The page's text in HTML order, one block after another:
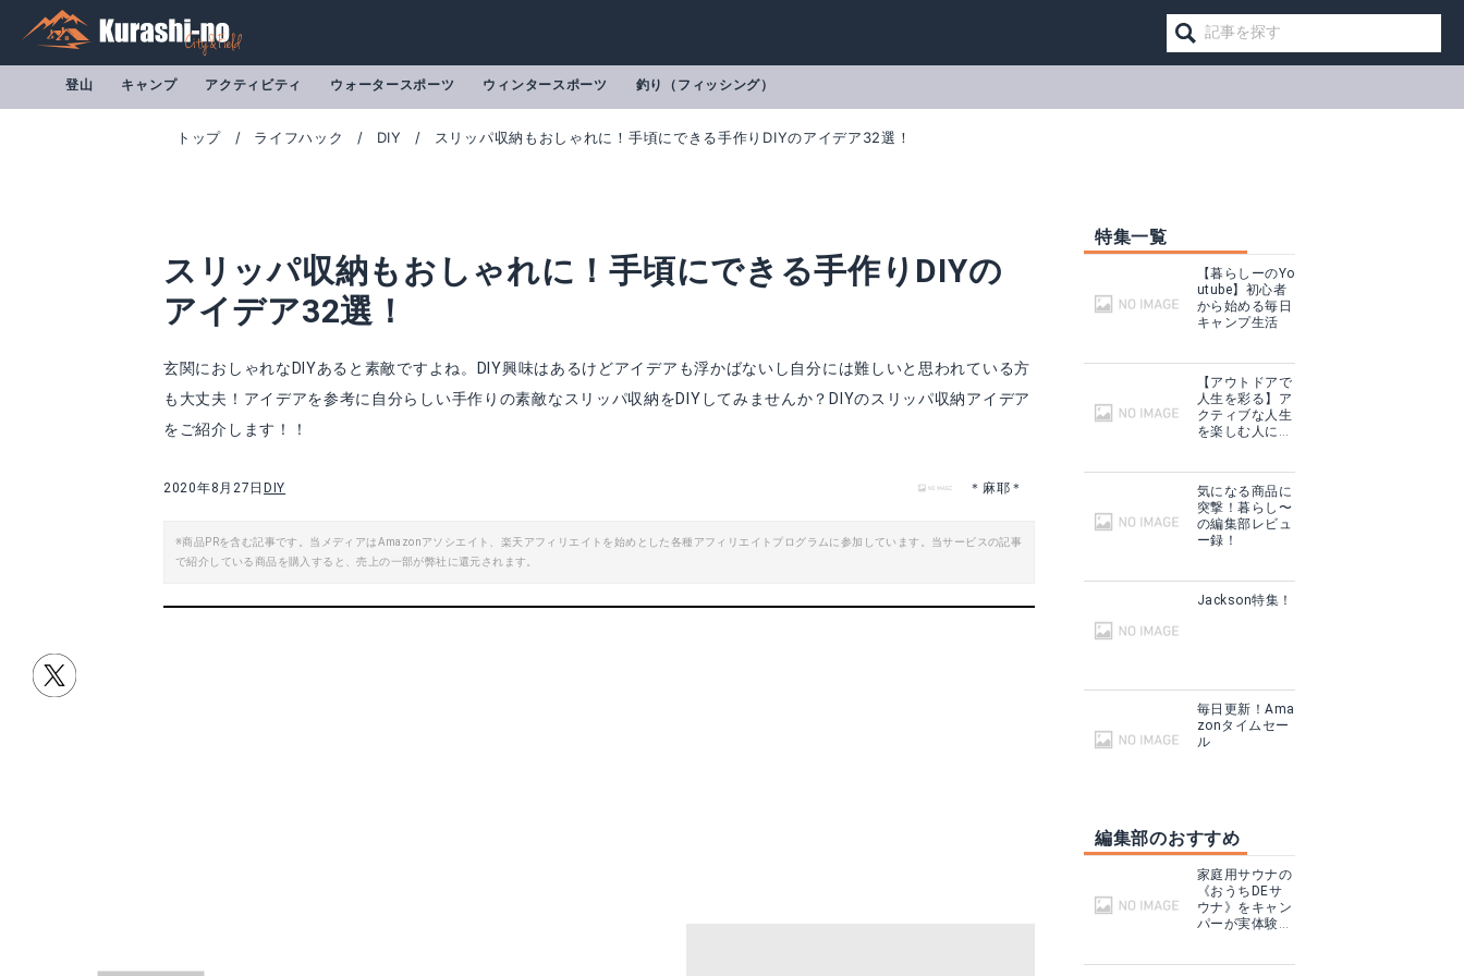
登山 キャンプ アクティビティ ウォータースポーツ ウィンタースポーツ 釣り（フィッシング）
トップ ライフハック DIY スリッパ収納もおしゃれに！手頃にできる手作りDIYのアイデア32選！
スリッパ収納もおしゃれに！手頃にできる手作りDIYの
アイデア32選！
玄関におしゃれなDIYあると素敵ですよね。DIY興味はあるけどアイデアも浮かばないし自分には難しいと思われている方
も大丈夫！アイデアを参考に自分らしい手作りの素敵なスリッパ収納をDIYしてみませんか？DIYのスリッパ収納アイデア
をご紹介します！！
2020年8月27日 DIY ＊麻耶＊
※商品PRを含む記事です。当メディアはAmazonアソシエイト、楽天アフィリエイトを始めとした各種アフィリエイトプログラムに参加しています。当サービスの記事
で紹介している商品を購入すると、売上の一部が弊社に還元されます。
楽天で詳細を見る
特集一覧
【暮らしーのYo
utube】初心者
から始める毎日
キャンプ生活
【アウトドアで
人生を彩る】ア
クティブな人生
を楽しむ人に話
気になる商品に
突撃！暮らし〜
の編集部レビュ
ー録！
Jackson特集！
毎日更新！Ama
zonタイムセー
ル
編集部のおすすめ
家庭用サウナの
《おうちDEサ
ウナ》をキャン
パーが実体験！